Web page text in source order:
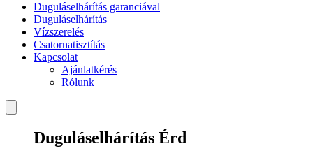
Duguláselhárítás garanciával
Duguláselhárítás
Vízszerelés
Csatornatisztítás
Kapcsolat
Ajánlatkérés
Rólunk
Duguláselhárítás Érd